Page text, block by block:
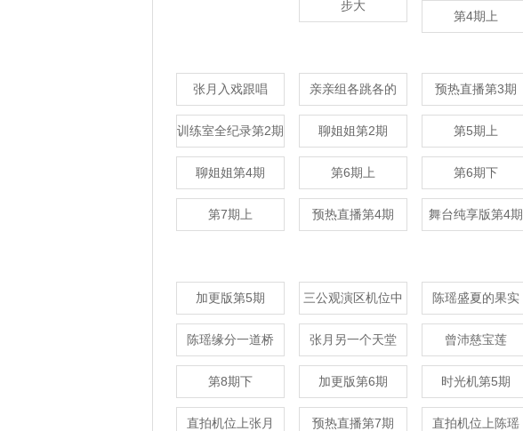
步大
第4期上
张月入戏跟唱 亲亲组各跳各的 预热直播第3期
训练室全纪录第2期 聊姐姐第2期 第5期上
聊姐姐第4期 第6期上 第6期下
第7期上 预热直播第4期 舞台纯享版第4期
加更版第5期 三公观演区机位中 陈瑶盛夏的果实
陈瑶缘分一道桥 张月另一个天堂 曾沛慈宝莲
第8期下 加更版第6期 时光机第5期
直拍机位上张月 预热直播第7期 直拍机位上陈瑶